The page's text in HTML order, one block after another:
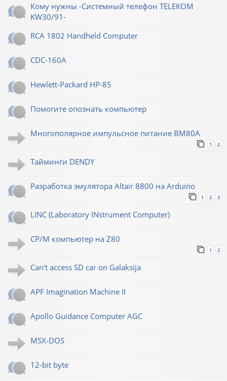
Кому нужны -Системный телефон TELEKOM
KW30/91-
RCA 1802 Handheld Computer
CDC-160A
Hewlett-Packard НР-85
Помогите опознать компьютер
Многополярное импульсное питание ВМ80А
1 2
Тайминги DENDY
Разработка эмулятора Altair 8800 на Arduino
1 2 3
LINC (Laboratory INstrument Computer)
CP/M компьютер на Z80
1 2
Can't access SD car on Galaksija
APF Imagination Machine II
Apollo Guidance Computer AGC
MSX-DOS
12-bit byte